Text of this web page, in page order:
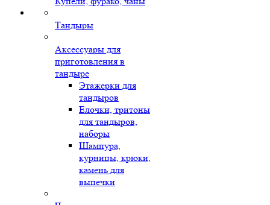
Тандыры
Аксессуары для
приготовления в
тандыре
Этажерки для
тандыров
Елочки, тритоны
для тандыров,
наборы
Шампура,
курницы, крюки,
камень для
выпечки